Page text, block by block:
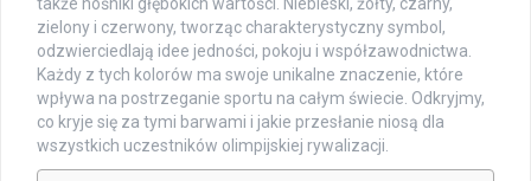
zielony i czerwony, tworząc charakterystyczny symbol,
odzwierciedlają idee jedności, pokoju i współzawodnictwa.
Każdy z tych kolorów ma swoje unikalne znaczenie, które
wpływa na postrzeganie sportu na całym świecie. Odkryjmy,
co kryje się za tymi barwami i jakie przesłanie niosą dla
wszystkich uczestników olimpijskiej rywalizacji.